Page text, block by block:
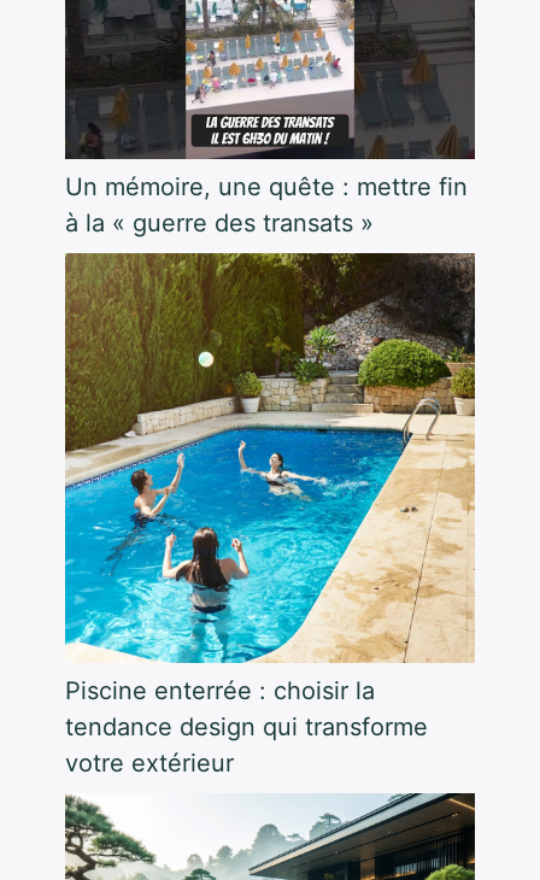
Un mémoire, une quête : mettre fin
à la « guerre des transats »
Piscine enterrée : choisir la
tendance design qui transforme
votre extérieur